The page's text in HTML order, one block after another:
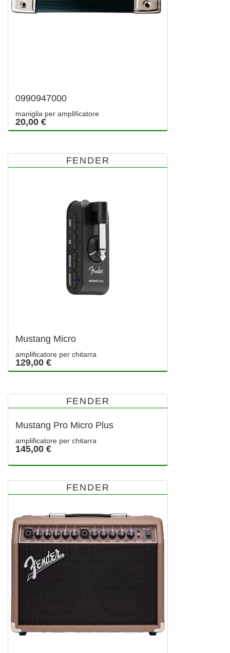
0990947000
maniglia per amplificatore
20,00 €
FENDER
Mustang Micro
amplificatore per chitarra
129,00 €
FENDER
Mustang Pro Micro Plus
amplificatore per chitarra
145,00 €
FENDER